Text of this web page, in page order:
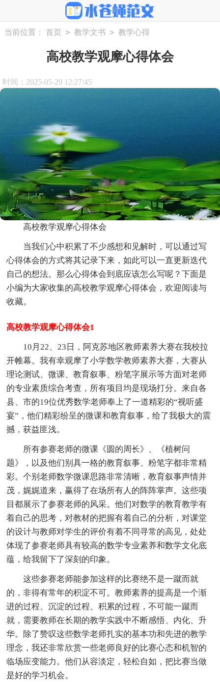
当前位置： 首页 > 教学文书 > 教学心得
高校教学观摩心得体会
时间：2025-05-29 12:27:45
高校教学观摩心得体会
当我们心中积累了不少感想和见解时，可以通过写
心得体会的方式将其记录下来，如此可以一直更新迭代
自己的想法。那么心得体会到底应该怎么写呢？下面是
小编为大家收集的高校教学观摩心得体会，欢迎阅读与
收藏。
高校教学观摩心得体会1
10月22、23日，阿克苏地区教师素养大赛在我校拉
开帷幕。我有幸观摩了小学数学教师素养大赛，大赛从
理论测试、微课、教育叙事、粉笔字展示等方面对老师
的专业素质综合考查，所有项目均是现场打分。来自各
县、市的19位优秀数学老师奉上了一道精彩的“视听盛
宴”，他们精彩纷呈的微课和教育叙事，给了我极大的震
撼，获益匪浅。
所有参赛老师的微课《圆的周长》、《植树问
题》，以及他们别具一格的教育叙事、粉笔字都非常精
彩。个别老师数学微课思路非常清晰，教育叙事声情并
茂，娓娓道来，赢得了在场所有人的阵阵掌声。这些项
目都展示了参赛老师的风采。他们对数学的教育教学有
着自己的思考，对教材的把握有着自己的分析，对课堂
的设计与教师对学生的评价有着不同寻常的高见，处处
体现了参赛老师具有较高的数学专业素养和数学文化底
蕴，给我留下了深刻的印象。
这些参赛老师能参加这样的比赛绝不是一蹴而就
的，非得有常年的积淀不可。教师素养的提高是一个渐
进的过程、沉淀的过程、积累的过程，不可能一蹴而
就，需要教师在长期的教学实践中不断感悟、内化、升
华。除了赞叹这些数学老师扎实的基本功和先进的教学
理念，我还非常欣赏一些老师良好的比赛心态和机智的
临场应变能力。他们从容淡定，轻松自如，把比赛当做
是好的学习机会。